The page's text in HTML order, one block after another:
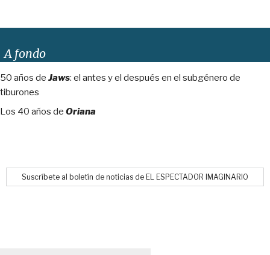
A fondo
50 años de Jaws: el antes y el después en el subgénero de
tiburones
Los 40 años de Oriana
Suscríbete al boletín de noticias de EL ESPECTADOR IMAGINARIO